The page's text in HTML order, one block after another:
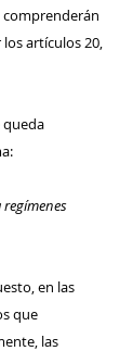
artículos 20,
regímenes
en las
que
las